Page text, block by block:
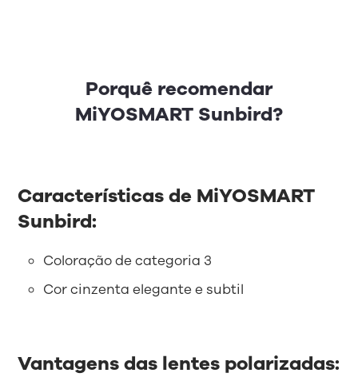
Porquê recomendar
MiYOSMART Sunbird?
Características de MiYOSMART
Sunbird:
Coloração de categoria 3
Cor cinzenta elegante e subtil
Vantagens das lentes polarizadas: